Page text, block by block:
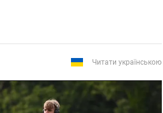
Читати українською